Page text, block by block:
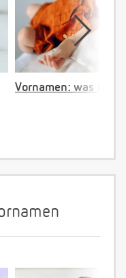
Vornamen: was ist